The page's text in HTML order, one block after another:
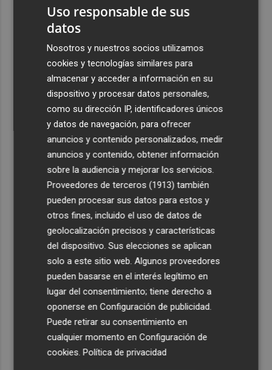
Últimas Noticias
Pepelu: "Hasta la expulsión hemos trabajado como
Controlado el incendio en Sierra Engarcerán (Castellón)
La capacidad de los modelos de IA para burlar la
seguridad alarma a gobiernos y empresas
El eclipse solar dispara el turismo y las búsquedas de
alojamiento crecen hasta un 500%
El cubano Papillo triunfa en el certamen del Trovo
Pascual García-Mateos de La Unión
Uso responsable de sus
datos
Nosotros y nuestros socios utilizamos
cookies y tecnologías similares para
almacenar y acceder a información en su
dispositivo y procesar datos personales,
como su dirección IP, identificadores únicos
y datos de navegación, para ofrecer
anuncios y contenido personalizados, medir
anuncios y contenido, obtener información
sobre la audiencia y mejorar los servicios.
Proveedores de terceros (1913) también
pueden procesar sus datos para estos y
otros fines, incluido el uso de datos de
geolocalización precisos y características
del dispositivo. Sus elecciones se aplican
solo a este sitio web. Algunos proveedores
pueden basarse en el interés legítimo en
lugar del consentimiento; tiene derecho a
oponerse enConfiguración de publicidad.
Puede retirar su consentimiento en
cualquier momento enConfiguración de
cookies.Política de privacidad